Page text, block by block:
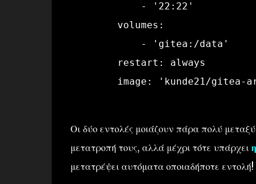
- '22:22'
volumes:
- 'gitea:/data'
restart: always
image: 'kunde21/gitea-
Οι δύο εντολές μοιάζουν πάρα πολύ
μετατροπή τους, αλλά μέχρι τότε υπάρχει
μετατρέψει αυτόματα οποιαδήποτε εντολή!